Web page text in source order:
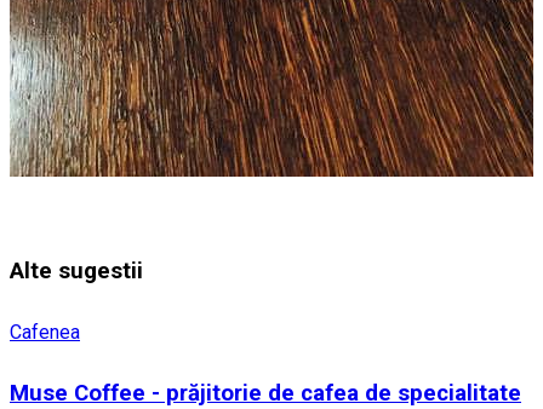
Alte sugestii
Cafenea
Muse Coffee - prăjitorie de cafea de specialitate